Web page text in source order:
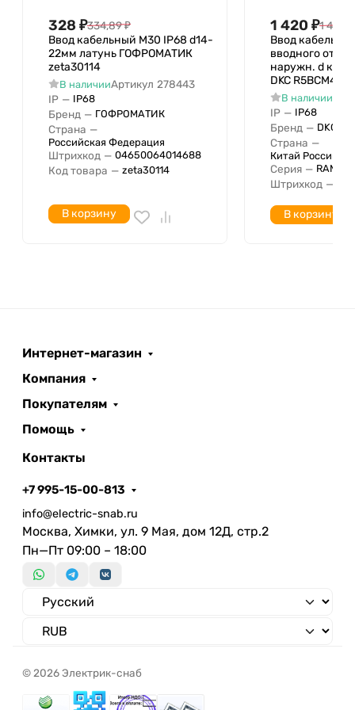
328 ₽334,89₽
Ввод кабельный М30 IP68 d14-
22мм латунь ГОФРОМАТИК
zeta30114
В наличииАртикул 278443
IP — IP68
Бренд — ГОФРОМАТИК
Страна —
Российская Федерация
Штрихкод — 04650064014688
Код товара — zeta30114
В корзину
1 420 ₽1
Ввод
вводного
наружн. d
DKC R5BCM48
В наличии
IP — IP68
Бренд — DKC
Страна —
Китай
Серия — RAM
Штрихкод —
В корзину
Интернет-магазин
Компания
Покупателям
Помощь
Контакты
+7 995-15-00-813
info@electric-snab.ru
Москва, Химки, ул. 9 Мая, дом 12Д, стр.2
Пн—Пт 09:00 – 18:00
© 2026 Электрик-снаб